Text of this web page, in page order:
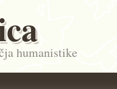
humanistike